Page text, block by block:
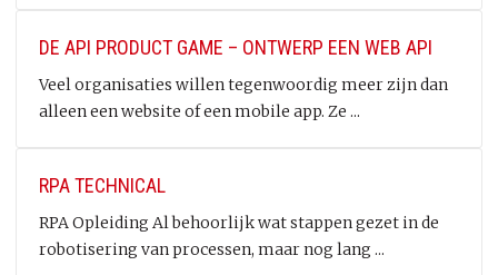
DE API PRODUCT GAME – ONTWERP EEN WEB API
Veel organisaties willen tegenwoordig meer zijn dan
alleen een website of een mobile app. Ze ...
RPA TECHNICAL
RPA Opleiding Al behoorlijk wat stappen gezet in de
robotisering van processen, maar nog lang ...